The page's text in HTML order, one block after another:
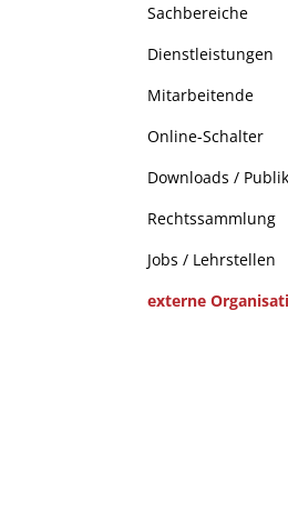
Sachbereiche
Dienstleistungen
Mitarbeitende
Online-Schalter
Downloads /
Rechtssammlung
Jobs / Lehrstellen
externe